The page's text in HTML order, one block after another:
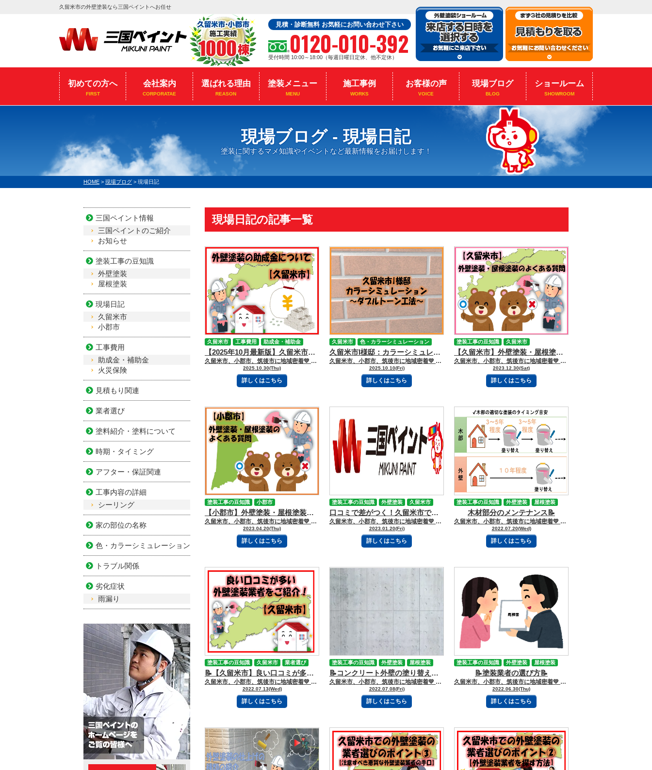
久留米市の外壁塗装なら三国ペイントへお任せ
見積・診断無料 お気軽にお問い合わせ下さい
0120-010-392
受付時間 10:00～18:00（毎週日曜日定休、他不定休）
初めての方へ
FIRST
会社案内
CORPORATAE
選ばれる理由
REASON
塗装メニュー
MENU
施工事例
WORKS
お客様の声
VOICE
現場ブログ
BLOG
ショールーム
SHOWROOM
現場ブログ - 現場日記
塗装に関するマメ知識やイベントなど最新情報をお届けします！
HOME > 現場ブログ > 現場日記
現場日記の記事一覧
【2025年10月最新版】久留米市の外壁塗装助成金について
久留米市、小郡市、筑後市に地域密着💛 久留米市諏訪野町で外壁塗装・屋根塗装をしています 三国ペイントでございます！🎶 ブログを読んで頂きありがとうございます😻 ブログをご覧の皆様、こんにちは☀ 外壁塗装を行う際に、市区町村から助成金が支給される場合あるのをご存知でしょうか？ 助成金を活用することで、塗装工事の費用の負担を軽減することができます。 そこで今回のブログでは、久留米市の外壁塗装における助成金の現状についてお話していきます📝 【目次】 《外壁塗装における助成金とは》 《久留米市の外壁塗装の助成金の現状》 《助成金のメリットとデメリット》 《助成金の申請に必要な書類》 《まとめ》 ーーーーーｷﾘﾄﾘｾﾝーーーーー 《外壁塗装における助成金とは》 外壁塗装は、住宅所有者の大切なお家を維持・保護するために欠かせない工事になります。 国や自治体などは、住宅所有者がお家の工事を支援する目的で、 外壁塗装に関する助成金制度を設けていることがあります。 助成内容や申請条件などは、地域によって異なりますので、 地元の自治体に確認するのがおすすめです。 《久留米市の外壁塗装の助成金の現状》 ２０２５年１０月３０日現在、久留米市においては外壁塗装の助成金の制度はございません。 《助成金のメリットとデメリット》 ・外壁塗装の工事費用の負担を軽減することができる。 ・申請に関しての書類作成や手続きが必要になる。 ・助成金は地域や政策によって限られていることがあり、すべての人が助成金を受け取れるわけではない。 《助成金の申請に必要な書類》 身分証明書（パスポート、健康保険証など） 住所証明書（住民票、運転免許証など） 在住者の証明（住民票など） 建物の所有権証明書（国有地、土地家屋証書など） 建物の関係者同意書（所有者、賃貸人、管理者など） 外壁塗装の見積書 外壁塗装に関する契約書 外壁塗装費用の支払い証明（領収書など） 《まとめ》 外壁塗装の助成金制度は、お家の維持をサポートする心強い制度です。 ただし、助成金の有無や内容は自治体によって異なります。 久留米市では現時点で助成金制度はありませんが、今後新しい制度が始まる可能性もありますので、 定期的に久留米市の公式サイトなどで最新情報を確認しておきましょう！ 三国ペイントは助成金の申請サポートも行います 助成金の申請はお客様にとって時間がかかったり、手間をとらせたりすることがあります。 三国ペイントは、必要書類の準備や申請方法など、お客様のサポートをしっかり行いますので、 助成金を申請したい方はお気軽にお問い合わせください📞 ーーーーーｷﾘﾄﾘｾﾝーーーーー 三国ペイントは、大切な財産であるお家🏠の塗装計画のお手伝いを、 お客様の意思を尊重しながらさせて頂いております💪✨ どうぞお気軽にご相談下さい😻 今日もブログを読んでいただきありがとうございます👍 お問合せフォームはこちら 久留米市・小郡市・鳥栖市・基山町 広川町に地域密着した三国建装自慢の 【施工事例】をぜひご覧ください★ 久留米初のショールームをオープンしました！ ぜひご来店頂き、ゆっくりお家の塗装計画を お聞かせください★ 三国ペイントは久留米市・小郡市・鳥栖市・基山町 広川町を中心として地域密着！！ 住まいのお悩み、ご相談は外壁塗装・ 屋根塗装＆雨漏り専門店の三国ペイントへ✧ 久留米ショールーム：久留米市諏訪野町2355-1 小郡オフィス：小郡市横隈1694-1 ☎フリーダイヤル：0120-010-392 WEBからのお問い合わせはこちら
2025.10.30(Thu)
詳しくはこちら
久留米市 工事費用 助成金・補助金
久留米市I様邸：カラーシミュレーション ～ダブルトーン工法～
久留米市、小郡市、筑後市に地域密着💛 久留米市諏訪野町で外壁塗装・屋根塗装をしています 三国ペイントでございます！🎶 ブログを読んで頂きありがとうございます😻 ―――――ｷﾘﾄﾘｾﾝ――――― 久留米市I様邸のカラーシミュレーションのプランをご紹介します！ 最近人気の【ダブルトーン工法】のシミュレーションプランになります📝 【目次】 ※読みたい項目をクリック！ ＜現状の外壁＞ ＜ダブルトーン工法とは＞ ＜カラーシミュレーションプラン＞ ＜カラーシミュレーション担当者からコメント＞ ―――――ｷﾘﾄﾘｾﾝ――――― ＜現状の外壁＞ 現状の外壁は👇🏻になります。 このタイル調を活かしたいとのことで、今回ダブルトーン工法を希望されました。 ＜ダブルトーン工法とは＞ ダブルトーン工法：レンガ、タイル調のような凹凸がある窯業系のサイディング材を 使っている外壁で、目地部分（凹部分）と表面色（凸部分）を違う色で 塗ることによって立体感のある仕上がりになる塗装のことを言います。 ～ダブルトーン工法の施工方法～ 《下塗り、中塗り１回目》 下塗り塗布後、長毛のローラーを使用し、目地の凹み部分に目地色の塗料をしっかり塗布していきます。 縦・横に十字にローラーを転がすことを意識しながら、凹み部分に塗料が行きわたるように塗装します。 《中塗り２回目》 中塗り１回目と同様に長毛のローラーを使用して、目地色を仕上げていきます。 《上塗り１回目》 短毛のローラーを使用し、凹み部分に表面色の塗料が付着しないように塗布していきます。 斜めにローラーを転がすことを意識して、表面色を仕上げていきます。 ⭐ポイント⭐▶斜めにローラーを転がすと、凹み部分に表面色の塗料がつきにくくなります！ 《上塗り２回目》 色ムラや塗り残し等がないように塗り重ねていきます。 《完了》 施工完了です。 👀ダブルトーン工法について詳しく見る👀 ＜カラーシミュレーションプラン＞ 👇🏻ベース塗り（目地色）：8091ブロークンホワイト 模様塗り：8071クレイトーン 👇🏻ベース塗り（目地色）：9010クールホワイト 模様塗り：8071クレイトーン 👇🏻ベース塗り（目地色）：8078ウィザードコッパー 模様塗り：8071クレイトーン 👇🏻ベース塗り（目地色）：9012クールグレイ 模様塗り：8071クレイトーン 👇🏻ベース塗り（目地色）：8209ミネラルグレイ 模様塗り：8071クレイトーン ＜カラーシミュレーション担当者からコメント＞ 📛カラーシミュレーション担当：北 久留米市からのお問合せです！ 今回はご用命ありがとうございます🌼 お家で実際に色板を合わせてみたり、LINEを活用してやりとりしました👌🏻 「できればレンガ風な感じにしたい…」とご要望でしたが、 このダブルトーンにする外壁が一部、他の外壁は濃いグレーがご希望で なかなか組み合わせがパッとせず、一緒にたくさん迷い、話しました🌀 そこで、ベース塗り（目地色）を他の外壁の色と合わせてみるのを提案し、 少し明るめのグレーで合わせてみました⭐ 【ベース塗り（目地色）：8209ミネラルグレイ 模様塗り：8071クレイトーン】に決定しました👍 色数が絞られたことによって統一感もでて、 クレイトーンの茶色味が活かされたお家になると思います😊 ―――――ｷﾘﾄﾘｾﾝ――――― 三国ペイントは、大切な財産であるお家🏠の塗装計画のお手伝いを、 お客様の意思を尊重しながらさせて頂いております💪✨ どうぞお気軽にご相談下さい😻 今日もブログを読んでいただきありがとうございます👍 お問合せフォームはこちら 久留米市・小郡市・鳥栖市・基山町 広川町に地域密着した三国建装自慢の 【施工事例】をぜひご覧ください★ 久留米初のショールームをオープンしました！ ぜひご来店頂き、ゆっくりお家の塗装計画を お聞かせください★ 三国ペイントは久留米市・小郡市・鳥栖市・基山町 広川町を中心として地域密着！！ 住まいのお悩み、ご相談は外壁塗装・ 屋根塗装＆雨漏り専門店の三国ペイントへ✧ 久留米ショールーム：久留米市諏訪野町2355-1 小郡オフィス：小郡市横隈1694-1 ☎フリーダイヤル：0120-010-392 WEBからのお問い合わせはこちら
2025.10.10(Fri)
詳しくはこちら
久留米市 色・カラーシミュレーション
【久留米市】外壁塗装・屋根塗装のよくある質問
久留米市、小郡市、筑後市に地域密着💛 久留米市諏訪野町で外壁塗装・屋根塗装をしています 三国ペイントでございます！🎶 ブログを読んで頂きありがとうございます😻 久留米市の皆様こんにちは！👋 今回のブログでは、久留米市のお客様からいただいた質問を集計し、 よく質問されたものをご共有させていただきたいと思います📝 気になる方はぜひ最後まで読んでください！ 【目次】 ※読みたい項目をクリック！ １．新築時と比べて屋根の色が変わって見えるのはなぜですか？ ２．外壁にひびのようなものがありますが、問題はありますか？ ３．外壁を触ると白い粉がつきますが、これは何ですか？ ４．塗料は厚く塗るほど良いのでしょうか？ ５．塗料は薄めたほうがきれいに仕上がりますか？ ６．鉄部のサビはどう対処すればいいですか？ ７．「シーラーで下塗りする」と言われましたが必要ですか？ ８．養生とは何ですか？ ９．下地補修ではどんな作業を行いますか？ １０．塗装中のにおいは気になりますか？ 《最後に》 ーーーーーｷﾘﾄﾘｾﾝーーーーー １．新築時と比べて屋根の色が変わって見えるのはなぜですか？ これは「変退色（色あせ）」と呼ばれる現象です。 塗装後、紫外線や風雨などの影響で塗膜が劣化し、徐々に色が薄くなったり、 元の色とは異なる色に変化したりします。 ２．外壁にひびのようなものがありますが、問題はありますか？ これは塗膜の割れ（クラック）です。 塗装の表面に亀裂が入る現象で、深く下地まで達しているものを「クラック」、 表面に細かく入る浅いひびを「ヘアークラック」と呼びます。 ３．外壁を触ると白い粉がつきますが、これは何ですか？ これは「チョーキング現象（白亜化）」です。 紫外線や雨風の影響で塗膜が劣化し、表面が粉状になって現れる症状です。 ４．塗料は厚く塗るほど良いのでしょうか？ 必ずしもそうではありません。 塗料には適切な塗布量や厚さが決められており、一度に厚く塗りすぎると液だれやツヤムラ、 乾燥不良などが起こり、仕上がりが悪くなる原因になります。 ５．塗料は薄めたほうがきれいに仕上がりますか？ 薄めすぎるのは逆効果です。 塗膜が十分に形成されず、耐久性や機能が低下します。 また、色ムラの原因にもなるため、メーカーが定めた基準に従って使用することが大切です。 ６．鉄部のサビはどう対処すればいいですか？ サビは適切に処理することで対策可能です。 まずケレン作業でしっかりとサビを除去し、その上からサビ止め塗料を塗装します。 下地処理を丁寧に行うことで、仕上がりや耐久性に大きな差が出ます。 ７．「シーラーで下塗りする」と言われましたが必要ですか？ はい、必要です。 シーラーは塗料の密着性を高めるための下塗り材で、主に以下の役割があります👇🏻 ・アルカリを抑える ・塗料の吸い込みを防ぐ ・密着性を向上させる 素材に塗料をしっかり定着させるために重要な工程です。 ８．養生とは何ですか？ 塗料の飛散を防ぐために、シートなどで周囲を保護する作業のことです。 植木や車、門扉などにも配慮し、汚れや損傷を防ぎます。 ９．下地補修ではどんな作業を行いますか？ まず外壁の汚れを洗い流し、その後ひび割れの補修などを行って表面を整えます。 この工程の仕上がりが、その後の塗装品質に大きく影響します。 １０．塗装中のにおいは気になりますか？ 水性塗料を使用する場合は、シンナーなどを使わないため強いにおいはほとんどありません。 安全性が高く、人や環境にもやさしいのが特徴です。 ※油性塗料を使用する場合は、シンナー臭が発生します。 《最後に》 外壁塗装・屋根塗装についてわからないことやお困りのこと、 また、このブログをお読みになっても問題が解決しない場合は下記までお問合せください📞 フリーダイアル：０１２０-０１０-３９２ ーーーーーｷﾘﾄﾘｾﾝーーーーー 三国ペイントは、大切な財産であるお家🏠の塗装計画のお手伝いを、 お客様の意思を尊重しながらさせて頂いております💪✨ どうぞお気軽にご相談下さい😻 今日もブログを読んでいただきありがとうございます👍 お問合せフォームはこちら 久留米市・小郡市・鳥栖市・基山町 広川町に地域密着した三国建装自慢の 【施工事例】をぜひご覧ください★ 久留米初のショールームをオープンしました！ ぜひご来店頂き、ゆっくりお家の塗装計画を お聞かせください★ 三国ペイントは久留米市・小郡市・鳥栖市・基山町 広川町を中心として地域密着！！ 住まいのお悩み、ご相談は外壁塗装・ 屋根塗装＆雨漏り専門店の三国ペイントへ✧ 久留米ショールーム：久留米市諏訪野町2355-1 小郡オフィス：小郡市横隈1694-1 ☎フリーダイヤル：0120-010-392 WEBからのお問い合わせはこちら
2023.12.30(Sat)
詳しくはこちら
塗装工事の豆知識 久留米市
【小郡市】外壁塗装・屋根塗装のよくある質問
久留米市、小郡市、筑後市に地域密着💛 久留米市諏訪野町で外壁塗装・屋根塗装をしています 三国ペイントでございます！🎶 ブログを読んで頂きありがとうございます😻 小郡市の皆様こんにちは！👋 今回のブログでは、小郡市のお客様からいただいた質問を集計し、 よく質問されたものをご共有させていただきたいと思います📝 気になる方はぜひ最後まで読んでください！ 【目次】 ※読みたい項目をクリック！ １．屋根の塗料は外壁と違いますか？ ２．鉄部や木部の塗装で注意する点は何ですか？ ３．工事後の片付けはしてもらえますか？ ４．費用はどのくらいかかりますか？ ５．外塀や玄関扉だけの塗装もお願いできますか？ ６．色は自由に選べますか？ ７．なぜ塗り替えは必要なのですか？ ８．「見積無料」とはどのような内容ですか？ ９．工事期間はどのくらいですか？ １０．近隣への迷惑はかかりませんか？ 《最後に》 ーーーーーｷﾘﾄﾘｾﾝーーーーー １．屋根の塗料は外壁と違いますか？ 屋根は紫外線や雨風など、特に厳しい環境にさらされる部分のため、 外壁よりも高い耐候性を持つ塗料を使用します。 また、遮熱・断熱効果のある塗料を選ぶことも可能です。 ２．鉄部や木部の塗装で注意する点は何ですか？ 鉄部（ベランダの手すりなど）は、旧塗膜の剥がれやサビへの適切な処理が重要です。 木部は、割れや腐食を防ぐための保護処理に重点を置いて施工します。 ３．工事後の片付けはしてもらえますか？ はい、対応いたします。 工事終了後は周辺の清掃を行い、発生したゴミなども職人が責任を持って持ち帰ります。 ４．費用はどのくらいかかりますか？ 外壁塗装の費用相場は約１２０万円、 外壁と屋根を同時に行う場合は約１５０万円程度が目安となります。 ただし、建物の状態や規模によって変動するため、あくまで参考価格です。 ５．外塀や玄関扉だけの塗装もお願いできますか？ はい、可能です。 小規模な工事でも対応しておりますので、お気軽にご相談ください。 ６．色は自由に選べますか？ はい、自由にお選びいただけます。 コンピューターによるカラーシミュレーションを活用し、 完成イメージをご確認いただくことも可能です。 ７．なぜ塗り替えは必要なのですか？ コンクリートや木材、鉄などの建材は、時間の経過とともに劣化します。 塗り替えには以下のような目的があります👇🏻 ・劣化部分の補修・保護 ・防カビ・防藻・断熱など機能性の向上 ・建物の寿命延長や資産価値の維持・向上 ・外観のイメージチェンジ ８．「見積無料」とはどのような内容ですか？ 現地調査を行い、建物の寸法測定や外壁の状態確認を実施します。 その結果をもとに、適切な塗料や施工内容を選定し、 費用を算出したうえでお見積りを提出いたします。 これらを全て無料でさせていただく形になります。 ９．工事期間はどのくらいですか？ 建物の大きさや施工内容によりますが、外壁塗装のみで約１０〜１５日、 外壁と屋根を同時に行う場合は約２０〜２５日程度が目安です。 なお、天候によって工期が延びる場合があります。 １０．近隣への迷惑はかかりませんか？ 工事開始前に近隣の方へご挨拶を行い、事前にご説明いたします。 工事中も高圧洗浄時の音や車両の出入りなどに配慮し、 できる限りご迷惑をおかけしないよう注意して作業を進めます。 《最後に》 外壁塗装・屋根塗装についてわからないことやお困りのこと、 また、このブログをお読みになっても問題が解決しない場合は下記までお問合せください📞 フリーダイアル：０１２０-０１０-３９２ ーーーーーｷﾘﾄﾘｾﾝーーーーー 三国ペイントは、大切な財産であるお家🏠の塗装計画のお手伝いを、 お客様の意思を尊重しながらさせて頂いております💪✨ どうぞお気軽にご相談下さい😻 今日もブログを読んでいただきありがとうございます👍 お問合せフォームはこちら 久留米市・小郡市・鳥栖市・基山町 広川町に地域密着した三国建装自慢の 【施工事例】をぜひご覧ください★ 久留米初のショールームをオープンしました！ ぜひご来店頂き、ゆっくりお家の塗装計画を お聞かせください★ 三国ペイントは久留米市・小郡市・鳥栖市・基山町 広川町を中心として地域密着！！ 住まいのお悩み、ご相談は外壁塗装・ 屋根塗装＆雨漏り専門店の三国ペイントへ✧ 久留米ショールーム：久留米市諏訪野町2355-1 小郡オフィス：小郡市横隈1694-1 ☎フリーダイヤル：0120-010-392 WEBからのお問い合わせはこちら
2023.04.20(Thu)
詳しくはこちら
塗装工事の豆知識 小郡市
口コミで差がつく！久留米市で失敗しない外壁塗装業者の選び方5選
久留米市、小郡市、筑後市に地域密着💛 久留米市諏訪野町で外壁塗装・屋根塗装をしています 三国ペイントでございます！🎶 ブログを読んで頂きありがとうございます😻 久留米市のみなさま、こんにちは！😊外壁塗装って「どこに頼んでも同じでしょ？」と思われがちですが… 実はここ、かなり差が出るポイントなんです。 特に最近は【価格】よりも【口コミ】で業者を決める方が増えてきています📱でも…「口コミって本当に信用できるの？」と迷う方も多いですよね。 今日は、失敗しないための“業者選びのコツ”と、 久留米市で参考になる塗装業者をわかりやすくご紹介します！ 【目次】 ※読みたい項目をクリック！ 《なぜ外壁塗装業者選びが難しいのか》 《口コミが重要視される理由》 《口コミを見るときの注意点》 《久留米市の塗装業者おすすめ5選》 《まとめ》 ーーーーーｷﾘﾄﾘｾﾝーーーーー 《なぜ外壁塗装業者選びが難しいのか》 久留米市には多くの外壁塗装業者があり、それぞれ特徴もバラバラです。 ・価格が安い会社・職人直営の会社・保証が長い会社・営業力が強い会社 選択肢が多いのはメリットですが、その分「どこが本当に良いのか分からない」 という問題も起こります💦 さらに外壁塗装は“見た目では差が分かりにくい工事”なので、比較が難しいのもポイントです。 《口コミが重要視される理由》 最近のトレンドはズバリ【リアルな体験談】です。 口コミにはこんな情報が詰まっています👇 ・職人さんの対応・工事中のマナー・仕上がりの満足度・アフター対応 つまり広告では分からない「本当の姿」が見えるんです👀✨ 特に外壁塗装のように高額な工事では、口コミは“失敗回避ツール”としてかなり重要です。 《口コミを見るときの注意点》 ただし、口コミは“全部が正しい情報とは限らない”のも事実です。 ✔ 評価が極端に高すぎる・低すぎる✔ 内容が短すぎて具体性がない✔ 投稿が同じ時期に集中している こういったものは少し注意が必要です⚠️ おすすめは👇👉 複数サイトを見る👉 施工事例とセットで確認👉 実際の写真付き口コミを見る これだけで失敗率はかなり下がります！ 《久留米市の塗装業者おすすめ5選》 ここでは久留米市周辺で実績や口コミ評価が参考にされやすい業者を5社ご紹介します🏠✨ 【三国ペイント（久留米市）】 地域密着で外壁・屋根塗装・雨漏り修理まで対応。ショールームもあり、実際に塗料や施工例を見ながら相談できます。 👉 https://mikunikenso.com/ 【プロタイムズ久留米店】 全国ネットワークを持つ外壁塗装専門ブランド。診断力と保証制度が強み。 👉 https://protimes.jp/ 【外壁塗装のペイントホームズ久留米店】 わかりやすい見積りと施工説明が特徴。初めての塗装でも相談しやすい会社です。 👉 https://www.painthomes.com/ 【株式会社フジホーム】 リフォーム全般にも対応している総合住宅会社。屋根・外壁の同時施工も可能。 👉 https://fujihome.jp/ 【ガイソー久留米店】 全国展開の外装リフォーム専門店。診断・提案力に定評あり。 👉 https://www.gaiso.co/ 【まとめ】 外壁塗装業者選びは「価格だけ」で決めてしまうと後悔するケースもあります。 特に大事なのは👇 ✔ 施工実績✔ 担当者の対応✔ 口コミの中身✔ アフターフォロー そして何より、「この会社なら任せられる」と思えるかどうかです😊 外壁塗装は10年に一度の大きな工事。だからこそ、しっかり比較して“安心できる業者選び”をしてくださいね🏠✨ ーーーーーｷﾘﾄﾘｾﾝーーーーー 三国ペイントは、大切な財産であるお家🏠の塗装計画のお手伝いを、 お客様の意思を尊重しながらさせて頂いております💪✨ どうぞお気軽にご相談下さい😻 今日もブログを読んでいただきありがとうございます👍 お問合せフォームはこちら 久留米市・小郡市・鳥栖市・基山町 広川町に地域密着した三国建装自慢の 【施工事例】をぜひご覧ください★ 久留米初のショールームをオープンしました！ ぜひご来店頂き、ゆっくりお家の塗装計画を お聞かせください★ 三国ペイントは久留米市・小郡市・鳥栖市・基山町 広川町を中心として地域密着！！ 住まいのお悩み、ご相談は外壁塗装・ 屋根塗装＆雨漏り専門店の三国ペイントへ✧ 久留米ショールーム：久留米市諏訪野町2355-1 小郡オフィス：小郡市横隈1694-1 ☎フリーダイヤル：0120-010-392 WEBからのお問い合わせはこちら
2023.01.20(Fri)
詳しくはこちら
塗装工事の豆知識 外壁塗装
久留米市
業者選び
木材部分のメンテナンス📝
久留米市、小郡市、筑後市に地域密着💛 久留米市諏訪野町で外壁塗装・屋根塗装をしています 三国ペイントでございます！🎶 ブログを読んで頂きありがとうございます😻 みなさん、こんにちは🌞 大場です！ 皆さんのお家ではどこの部分に木材を使われていますか？？ 骨組みとしてはもちろん、家のあらゆるところに木材は使用されていて、 お家の建材として中心的存在なのが木材になります🌳 破風や鼻隠し、庇が木製のことも多く、 最近はウッドデッキやフェンスの素材に木製を選ぶ方もいます！ しかし、木材はそのまま露出していると腐食により劣化しやすく、 お家の木部は定期的なメンテナンスが必要な部分になるのです😣 木部塗装を怠ってしまうと、 「少しの痛みと思って放置したらボロボロになってしまった」「長い間メンテナンスをしなかったから剥がれた」などのケースも多くあります。 「木製の外壁に塗装してもらってもすぐに剥がれる・・・」「DIYでメンテナンスできる？」 「和風住宅だからキレイな木目を長持ちさせたい」など、お家の木部メンテナンスにお悩みの方は一緒に勉強していきましょう📖🖋️ 目次 外壁のどの箇所に木材が使われているのか 木部にするメリット メンテナンスしないとどうなるのか 木部塗装の適切なタイミング 木部塗料のタイプ 造膜型塗料の特徴 🌟外装のどんなところに木が使われてるの？！！ 家の外装と言えば・・・ 屋根材や外壁材でお馴染みの 「瓦・金属・サイディング・モルタル」などをイメージする方も多いかもしれません。 確かに外から目に付く部分で、「木材」はメインの建材ではありません しかし、破風や鼻隠し、軒天、化粧垂木、ウッドデッキなど、 目立たないながらにも重要な役割をもつ箇所に使用されていることが多いのが木材です！！ ※これらの部位に必ずしも木材が使われているわけではありません。 たとえば、破風板（耐風性を高める目的）を例に挙げると、 最近は、金属系や窯業系が主流になっていますが、 築年数が長い住宅であれば木質系のことが多いです！ また、ウッドデッキも、最近では天然木の質感を表現した人口木材や樹脂製の素材もありますが、 天然木材のものも、変わらず人気です🌳 ▼木部にするメリット 木材の魅力は何といっても、「デザイン性の高さ」「天然木の温かい雰囲気」です。 天然木の織りなす木目の模様は、和風のお住まいはもちろん、洋風住宅にもマッチします✨ 人工的なものとは一味違ったさまざまな表情が特別感があります😄 🌟木部塗装メンテナンスをしないとどうなるの？ 屋外で常に露出している木材は、当然ながら雨風、紫外線、砂埃によって汚れて傷みます。 腐食やカビの発生から守るためにも、塗装をして直射日光や内部への水分浸透を防ぐ必要があります。 木は調湿作用（ある程度まで乾燥すると、周囲の水分を吸放出して自らの水分を保とうとする性質） が働く時に膨張収縮するため、表面に塗っても塗膜がはがれやすいという性質があります🌀 そのため、木部は金属などと比べると、塗膜の耐久性はそれほど長くありません😣 🌟木部の塗装の適切なタイミング 外壁塗装のメンテナンス時期は一般的に１０年前後と言われています。 しかし木材は「膨張・収縮」を何度も繰り返す性質があり、それに伴って塗膜の強度が弱まります。 使う塗料の成分や環境要因によるため一概には言えませんが、 木部の塗装のタイミングは３～５年程度と短めです。 劣化が早い木部は定期的な塗装メンテナンスは大切なんです。 ※適切なタイミングはそれぞれのお住まいごとに異なります。 ・色あせ ・塗膜が剝がれてきた ・表面が羽毛立ってきた等の症状が見られたら塗装メンテナンスの時期です。 ⚠木部塗装で使われる塗料のタイプ 「造膜型」「浸透型」 ①木材の上に塗料を塗る「造膜型」 ②木の内側に向かって塗料を浸透させる「浸透型」 🌟造膜型塗料の特徴 一般的な外壁塗装で使われる塗料は”造膜型”です。 木の表面にベタ塗りで塗膜を作り木部を保護する塗料です！ →仕上がり 造膜型の塗料は塗装面を塗料で覆い隠します。触っても木材の感触はありません。 また、塗料で材木が覆われるため、木目が活かせないというデメリットもあります。 しかし、造膜型塗料は浸透型に比べてカラーのバリエーションが多いため、 お気に入りの色を選ぶことができます🎵 艶の度合いも調整可能なため、 「艶多めの光沢のある仕上がりに」「艶少なめのしっとりした感じに」 など、見た目の雰囲気をお好みに調整できます✨ →造膜型の効果 塗料で作られた塗膜がしっかりと木部の表面を守ってくれるため、 後でご説明する「浸透型」よりも耐久性・耐水性が高いです！！ 次回のメンテナンス時期も、浸透型と比べると長めです。 ℚ：造膜型はどんな箇所に向いている？ Ａ：雨風や太陽光などの影響を受けやすい場所で、 木のデザイン性をそれほど気にしなくてもいい箇所。 多くの場合、造膜型の塗料は破風や鼻隠し、軒天などに使われます。 これらは、目立たないながらも外壁や屋根の機能を高めるためにとても重要です。 また、雨風の影響も強く受けるため、見栄えよりも耐久性を重視すべき箇所でもあるため、 強い保護力を持つ造膜型の方がおススメです✨ →造膜型のメンテナンスのPOINT 伸縮を繰り返す性質を持つ木材のため、 塗膜と木材との調和がとれずに割れたり剥がれたりすることがあります⚡ メンテナンス時は旧塗膜を取り除くなどの「下地処理」をしっかり行う必要があります。 🌟浸透型塗料の特徴 塗料を木材に浸し込ませ、内面から保護するのが浸透型と言われる塗料です。 →浸透型の仕上がり 木が持つデザイン性を損なわない！！ 浸透型は内部に塗料を浸み込ませるため、表面に色が付くわけではありません。 そのため木の木目をそのまま活かすことができます✨ もちろん、手触りも木を感じられるものになります。 ※浸透型の塗料は造膜型と違って艶の調整ができません。 →浸透型の効果 木材に染み込ませるため、内部から撥水、防腐、防カビなどの機能を発揮します。 浸透型は塗膜が無いため、保護という点では造膜型よりも耐久性は低いです。 しかし、定期的なメンテナンスを行うことで木材を守ることができます。 造膜型のように、木部表面に膜はできないので、 「塗膜が剝がれる」「塗膜と木材の間が膨れてくる」などの 心配はいりません🎵 →浸透型はどんな箇所に向いている？ 木目をそのまま活かせる浸透型の塗料のため、 「木の風合いを消したくない」「個性的な外観づくりのワンポイントにしたい」 など、木目を活かしたい箇所に向いています。 特に和風住宅は、化粧垂木や縁側、庇を支える柱などに使うことで、 木目が持つ個性的な表現を保ちつつ、木材を保護し、 伝統的な和風建築をキレイに長持ちさせることが出来ます。 →浸透型のメンテナンスPOINT 造膜型の塗料よりも、メンテナンス時期は早めにやってきます。 ただし、重ね塗りが可能なので旧塗膜を除去する手間が省け、 作業性の観点でいえば造膜型よりもスムーズです。 三国ペイントは、大切な財産であるお家🏠の塗装計画のお手伝いを、 お客様の意思を尊重しながらさせて頂いております💪✨ どうぞお気軽にご相談下さい😻 今日もブログを読んでいただきありがとうございます👍 お問合せフォームはこちら 久留米市・小郡市・鳥栖市・基山町 広川町に地域密着した三国建装自慢の 【施工事例】をぜひご覧ください★ 久留米初のショールームをオープンしました！ ぜひご来店頂き、ゆっくりお家の塗装計画を お聞かせください★ 三国ペイントは久留米市・小郡市・鳥栖市・基山町 広川町を中心として地域密着！！ 住まいのお悩み、ご相談は外壁塗装・ 屋根塗装＆雨漏り専門店の三国ペイントへ✧ 久留米ショールーム：久留米市諏訪野町2355-1 小郡オフィス：小郡市横隈1694-1 ☎フリーダイヤル：0120-010-392 WEBからのお問い合わせはこちら
2022.07.20(Wed)
詳しくはこちら
塗装工事の豆知識 外壁塗装
屋根塗装
久留米市
小郡市
塗料紹介・塗料について
劣化症状
📝【久留米市】良い口コミが多い外壁塗装業者をご紹介！📝
久留米市、小郡市、筑後市に地域密着💛 久留米市諏訪野町で外壁塗装・屋根塗装をしています 三国ペイントでございます！🎶 ブログを読んで頂きありがとうございます😻 久留米市の皆様こんにちは！😊 久留米市の皆様は外壁塗装業者を選ぶ時に、何を基準に選んでいますか？ 大切な家の外壁塗装工事を任せるには、信頼できる業者に依頼したいですよね😚 最近はその指標に【口コミ】が重要視されているのはご存じでしょうか！ 口コミには実際に使ったお客様の声が反映されています📝 業者の中の人の仕事態度やアフターサービスなどが細かく書かれていることが多いので、 参考材料としてぜひ活用していただきたいです！ 今回のブログでは、久留米市の外壁塗装業者の中で良い口コミが多い優良店を紹介していきます📢 【目次】 🏠【久留米市】良い口コミが多い外壁塗装業者 優良店 📛三国ペイント📛 📛ウォールハーツ📛 📛株式会社リフヴィレッジ📛 📛リベルタ企画“LIBERTA”📛 📛株式会社九州心塗📛 🏠優良業者の選び方 🏠【久留米市】良い口コミが多い外壁塗装業者 優良店 📛三国ペイント📛 久留米市の外壁塗装業者の評判１社目は、【三国ペイント】です。 三国ペイントは、お客様に“三国ペイントに頼んで良かった”と思ってもらえるような 対応や施工を心がけて運営しています。 住宅の外壁・屋根塗装を始め、マンションやアパートなども自社請負で施工しています。 余計なマージンを省くことで高品質な施工技術と、適正な価格で提供しています。 📢お客様の声 今回、屋根塗装をしてもらいました。 他の会社でも見積をしてもらいましたが、1番丁寧で、スピーディな対応をしてくださいました。 職人さんの元気が良く、毎日挨拶と報告があって良かったです。 さすが、久留米、小郡でNO.1の会社だと思いました。 他の会社さんとの見積もり書を見比べると、すごく見やすかったですし、価格も比較的安めでした。 5つのプランを提示してくれて、各プランの塗料についてや耐久年数なども 説明してくれて分かりやすかったです。 着工中も安心して任せられました。 近所の人にもおすすめしておきます。 ありがとうございました。 初めての屋根、外壁塗装で不安もありましたが、丁寧に作業して頂き、また、 細かい所まで説明していただいたので最後まで安心してお任せできました。 営業さん、職人の皆さんも良い方ばかりで、天候が不安定な中(雨や雪)、 一生懸命作業して頂き本当にありがとうございました。 また、機会がありましたら、よろしくお願い致します。 急な仕事の依頼でしたが…お忙しい中、無理を言って施工して頂きました。 社長の対応も早く、スタッフの雰囲気もよく満足してます。 また次回もよろしくお願いします。 📢詳細情報 会社名 三国ペイント 所在地 〒８３０－００３７ 福岡県久留米市諏訪野町２３５５－１ 第１５上野ビル１階 電話番号 ０１２０－０１０－３９２ URL https://mikunikenso.com/ 📛ウォールハーツ📛 久留米市の外壁塗装業者の評判２社目は、【ウォールハーツ】です。 ウォールハーツは、下地処理を徹底し、建物の材質や立地環境に合った塗料を選定することの 大切さを踏まえた高品質な施工を提供している会社です。 📢お客様の声 お向かいのお宅の外壁塗装がステキで、こちらから頼んで紹介してもらったのがウォールハーツさんでした。 他社の見積りも考えていましたが、ウォールハーツさんとお会いした日から、 ここにお任せしようと決めていました！！ 職人さんの人柄も良く、腕も確かだと素人ながらに感じました。 オーナーさんはすごく穏やかで丁寧な方です。 智識も豊富で何よりセンスが良いです！！ 単身赴任の主人から、カラーは私が決めて良いと言われ、迷いに迷っていたところ、 私の気持ちに寄り添い、的確なアドバイスをしてくださいました。 おかげで素敵なカラーを選ぶことができ、完成したわが家は新築時とまた違ったオシャレ感が加わり、 周りからの評判も良く、期待以上の仕上がりでした。 私も主人もとっても気に入っています。 ウォールハーツさんにお願いして本当に良かったです。 ありがとうございました！！ 30年塗り替えてなかったので、瓦が心配で、補修と塗替えをして、壁も傷んでいたので、 外装を全てお願いしました。 地元の職人さんを探したいと思いこのお店に決めました。 といや雨戸、ウッドデッキも傷んでいるところをきれいにしてもらい、 新築みたいにきれいになって、住心地が良くなりました。 とても満足してます。 とても対応が良かった。 職人さん達もしっかり教育されてるように感じました。 ウォールハーツさんにお願いしてよかった!! 是非友人達にも紹介したいと思える会社でした。 この度はどうもお世話になりました。 やはり古賀さんの元職人としてのご意見は大変参考になりました。 ご提案頂いたブラウンカラーもとても気に入りました 他に何件か見積り頂いていた中でも金額も融通を効かせていただいたのでとても助かりました。 久留米市で娘夫婦も外壁塗装を考えているので、是非ウォールハーツさんのことを推薦しておこうと思います。 寒い中にもかかわらず、丁寧な仕事をしてくださった職人さん達にも感謝の気持ちをお伝えください。 📢詳細情報 会社名 ウォールハーツ 所在地 〒８３９－０８０９ 福岡県久留米市東合川３丁目２０－２８－４F 電話番号 ０９４２－２５－８７４１ URL https://wallhearts.com/ 📛株式会社リフヴィレッジ📛 久留米市の外壁塗装業者の評判３社目は、【株式会社リフヴィレッジ】です。 株式会社リフヴィレッジは、“住まいとは、そこに住む家族にとって いつまでも安心できる場所でなければならない”と考えており、 お客様の人生に長く寄り添える会社をめざしています。 📢お客様の声 今回、外壁塗装の提案をしていただき、本当に助かりました。 あのまま放置していれば、家がもっと傷んでいたはずです。 塗料の説明は丁寧でわかりやすかったです。 また、工事の進捗状況も細かく連絡していただきました。 職人の方も対応が丁寧で、安心感がありました。 仕上がりも想像以上で、とても気に入っています。 これからも、よろしくお願いします。 飛び込み営業で外壁塗装の重要性を熱弁されたので、改めて時間を取って 築20年の我が家の外壁の劣化状況を調べてもらい、このままにしておくと 雨漏りの原因になりますと説明を受け、外壁の塗り直しを頼むことにしました。 工事の打ち合わせは雑談も交えながら塗料、塗装工事の内容、日程など丁寧な説明を受けました。 施工中も工事を行う日は、工事内容や進捗状況の報告と気になることはありませんかと 尋ねられるなど気遣いもあり、安心して工事を任せることができました。 仕上がりも思った通りの色合いで高級感も増し、ご近所さんからも評判が良いようです。 外壁を塗り直した後、数年前に外壁の塗り直しをしたご近所さんから外壁の塗り直しで 雨漏りが治ったというお話を聞き、 このタイミングで外壁の塗り直しをして本当に良かったと実感しました。 築19年、そろそろ外壁塗装を考えていた時に営業の方が訪問されました。 最初は軽い気持ちで話を聴いてみました。 工事内容、塗料材質、工事日程とても分かり易く説明していただきました。 営業の方の対応もとても良かったので、工事を頼むことにしました。 いざ工事が始まると職人さんの手際対応共に良く塗装もとても綺麗に仕上がりました。 家族全員満足していますし、ご近所さんの評判も良いみたいです。 外壁の塗り替えを頼みました。 仕上がりは超満足です！ すごく綺麗で丁寧です。 作業の際も特に騒音とかもなかったので、頼んでよかったと思います。 📢詳細情報 会社名 株式会社リフヴィレッジ 所在地 〒８３０－００３３ 福岡県久留米市天神町６８－４天神亜依ビル ５F 電話番号 ０１２０－１１１－７４５ URL https://riff-village.jp/ 📛リベルタ企画“LIBERTA”📛 久留米市の外壁塗装業者の評判４社目は、【リベルタ企画“LIBERTA”】です。 リベルタ企画“LIBERTA”は、お客様のことを本当に考えて業界を変えたいという想いで、 高い技術により外壁塗装、施工の難しい高所鉄骨塗装、ビル・アパート塗装、塗り床、 大工工事、看板工事、などに取り組んでいます。 📢お客様の声 古い家の隙間埋め、塗装、天井の張り替えをお願いしました。 スタッフ皆さん気さくな方で、色々質問や要望を聞いてくださいました。 予定よりも早くきれいに仕上げて頂きありがとうございました！ また機会がありましたらよろしくお願いします。 今回、雨漏り修理でご相談しました。 他社からは、難しい案件と費用もかなり高い見積りでしたが、リベルタ企画さんは 雨漏り原因箇所の特定も素早く、施工方法を工夫して下さり費用を抑える事も出来ました。 スタッフさん方の対応も良く、また他の件でもご相談しようと思います。 ありがとうございました！ 築28年木造2階建ての住宅ですが、今回屋根コロニアル葺きと外壁サイディングの劣化で 最初は塗装塗替えを考えていたのですが、他社も含めて色々検討し工事費・ 提案力(屋根はガリバニューム鋼板)・社長さんの人柄等で、リベルタ企画さんに工事をお願いしました。 工事中も社員さんや職人さんもいい人達で、丁寧な仕事をして頂きました。 お蔭さまで大満足しています。 機会が有れば工事を考えている知り合い等の人にも、リベルタ企画さんを紹介したいと思っています。 リベルタ企画のスタッフの皆さん、本当に有難う御座いました。 自分は屋根の雨漏りで、ネットで調べ電話して見たら凄く速い対応で、 見積り作業も対応して頂きました。 屋根迄登って写真も撮って頂き保険対応もして貰い大変助かりました。 ありがとうございます。 今後も宜しくお願いします。 📢詳細情報 会社名 リベルタ企画“LIBERTA” 所在地 〒８３０－００７３ 福岡県久留米市大善寺町宮本４６７ １F 電話番号 ０９４２－６４－８６４５ URL https://ribertakikaku.com/ 📛株式会社九州心塗📛 久留米市の外壁塗装業者の評判５社目は、【株式会社九州心塗】です。 株式会社九州心塗は、“心”を込めて“塗”装いたしますというキャッチコピーを掲げ、 一級建築士、一級塗装技能士との連携による工事を行なっております。 📢お客様の声 去年の夏の時間雨量50ミリの豪雨時から雨漏りが始まりまして 今まで50年近く手を入れてなかった我が家のリフォームを今回決断しました。 一部分大正時代の古い建造物も残っている面倒な造りの家屋なのですが、 岡畑社長には大正時代の古い建具の雰囲気に合わせて上手くリフォームして頂きました! 思っていた以上の仕上がり具合いで大変感謝致しております チラシを見て社長さんに現場を見てもらいました。 社長さんは感じが良くまた塗装に関する拘りまで話してくださいました。 普通は下塗りを入れて3回の業者が多いのですが九州心塗さんは仕上げ塗りを2回塗り4回塗るとのこと、 それだけ塗膜が厚くなり長持ちします。 其の拘りに感心し屋根と外壁塗装をお願いしました。 現場も片道2時間以上の所でしたが、職人さんもキッチリ朝8時に来られ若い責任者と若い職人さんでしたが チームワークも良くそれぞれの持場を丁寧に作業して頂きました。 職人さん同士の仲が良いのは依頼する側に取っても気持ちが良いものです。 天候にも恵まれ予定より早く完了しました。 本当に綺麗に仕上げて頂き有難うございました。 また機会があればよろしくお願いします。 チラシを見て見積もりの依頼をしました。 社長さんは、明るく感じのいい人でした。 職人さん達も感じが良く、仕上がりも大変満足しました。 九州心塗さんにお願いして良かったと思います。 家の塗装は費用が結構かかるので色々と調べていましたら 九州心塗さんを見つけて見積もりを依頼しました。 社長さんが家を見に来ていただいて見積もりを作りながら素人でもわかりやすく 説明をしていただきお願い致しました。 出来上がりも想像以上で本当にお願いしてよかったです。 📢詳細情報 会社名 株式会社 九州心塗 所在地 〒８３９－０８１４ 福岡県久留米市山川追分１－５－１６ 電話番号 ０９４２－４３－６６６０ URL https://www.kyushushinto.com/ 🏠優良業者の選び方 〇相見積もりを取る：適正な価格での見積りをもらうために、 複数の業者に見積もりを依頼しましょう。 相見積もりを取ることで、悪徳業者による高額見積もりを回避できます。 〇施工実績を確認する：経験豊富な業者は信頼性が高いです。 候補に上がった業者のこれまでの施工実績を確認して、 実際の仕事の質をチェックしましょう。 〇営業マンの対応をチェックする：丁寧で親切な営業マンがいる業者を選びましょう。 難しい専門用語を並べる営業マンにも注意が必要です。 〇質問に対して具体的に対応できるか確認する：不安や疑問点があれば相談してみて、 業者側の対応をチェックしましょう。 具体的なメリット・デメリットを 説明できる業者は信頼できます。 〇資格や許可を持っているか確認する：塗装技能士や建築業の許可を持っている業者は 信頼性が高いです。 資格や許可を確認してください。 〇アフターフォローや保証内容を確認する：施工後のアフターフォローと保証内容を 確認しておきましょう。 万が一のトラブルに備えて大切です。 三国ペイントは、大切な財産であるお家🏠の塗装計画のお手伝いを、 お客様の意思を尊重しながらさせて頂いております💪✨ どうぞお気軽にご相談下さい😻 今日もブログを読んでいただきありがとうございます👍 お問合せフォームはこちら 久留米市・小郡市・鳥栖市・基山町 広川町に地域密着した三国建装自慢の 【施工事例】をぜひご覧ください★ 久留米初のショールームをオープンしました！ ぜひご来店頂き、ゆっくりお家の塗装計画を お聞かせください★ 三国ペイントは久留米市・小郡市・鳥栖市・基山町 広川町を中心として地域密着！！ 住まいのお悩み、ご相談は外壁塗装・ 屋根塗装＆雨漏り専門店の三国ペイントへ✧ 久留米ショールーム：久留米市諏訪野町2355-1 小郡オフィス：小郡市横隈1694-1 ☎フリーダイヤル：0120-010-392 WEBからのお問い合わせはこちら
2022.07.13(Wed)
詳しくはこちら
塗装工事の豆知識 久留米市 業者選び
📝コンクリート外壁の塗り替え時期📝
久留米市、小郡市、筑後市に地域密着💛 久留米市諏訪野町で外壁塗装・屋根塗装をしています 三国ペイントでございます！🎶 ブログを読んで頂きありがとうございます😻 みなさん、こんにちは🌞 目次 １.コンクリート外壁とは ２.コンクリート外壁の特徴 ３.コンクリート外壁の塗り替え時期 🌟コンクリート外壁とは？？ 打ちっぱなしの建物が代表的なものになります。 打ちっぱなしでは外壁材を打ち付けずにコンクリートをむき出しさせた状態のことです。 マンションなどではコンクリート造を主流としてますがコンクリートの上から外壁材を打ち付けています。 🌟コンクリート外壁の特徴 お洒落でデザイン性の高いコンクリート外壁ですが、装飾が少なく、シンプルなデザインが多いため、 ひび割れや雨によるシミなどがとっても目立ちやすくなるという一面もあるんです😣💦 🌟コンクリート外壁の塗り替え時期 打ちっぱなしコンクリートの 塗り替え時期の目安は６～７年といわれていますが、 こんな劣化症状が出始めたら塗装が必要なサインになります⇓⇓ △劣化症状 ①ひび割れが発生している ②カビが発生している ③建物内部に水が侵入している ④コンクリート表面に剥げている箇所がある 上記のような症状が見られたら、適切な下地補修をした後での塗装が必要になります！！ 三国ペイントは、大切な財産であるお家🏠の塗装計画のお手伝いを、 お客様の意思を尊重しながらさせて頂いております💪✨ どうぞお気軽にご相談下さい😻 今日もブログを読んでいただきありがとうございます👍 お問合せフォームはこちら 久留米市・小郡市・鳥栖市・基山町 広川町に地域密着した三国建装自慢の 【施工事例】をぜひご覧ください★ 久留米初のショールームをオープンしました！ ぜひご来店頂き、ゆっくりお家の塗装計画を お聞かせください★ 三国ペイントは久留米市・小郡市・鳥栖市・基山町 広川町を中心として地域密着！！ 住まいのお悩み、ご相談は外壁塗装・ 屋根塗装＆雨漏り専門店の三国ペイントへ✧ 久留米ショールーム：久留米市諏訪野町2355-1 小郡オフィス：小郡市横隈1694-1 ☎フリーダイヤル：0120-010-392 WEBからのお問い合わせはこちら
2022.07.08(Fri)
詳しくはこちら
塗装工事の豆知識 外壁塗装
屋根塗装
久留米市
小郡市 劣化症状 📝塗装業者の選び方📝
久留米市、小郡市、筑後市に地域密着💛 久留米市諏訪野町で外壁塗装・屋根塗装をしています 三国ペイントでございます！🎶 ブログを読んで頂きありがとうございます😻 皆様、こんにちは🌞 大場です！ 本日は業者選びでの失敗談と成功談についてご紹介していきます😄 目次 １.業者探しの比較 1-1.失敗談 1-2.成功談 ２.現場調査 2-1.失敗談 2-2.成功談 ３.見積書 3-1.失敗談 3-2.成功談 ４.工事 4-1.失敗談 4-2.成功談 ５.まとめ 🌟業者探しの比較 【失敗談】 【成功談】 🌟現地調査 【失敗談】 【成功談】 🌟見積書 【失敗談】 【成功例】 🌟工事 【失敗談】 【成功談】 ---------まとめ----------- 目的をしっかり定めネットや知人から聞いた情報だけが本当ではありません😥 業者選びは簡単ので、ゆっくり焦らずに考えていきましょう😊 三国ペイントは、大切な財産であるお家🏠の塗装計画のお手伝いを、 お客様の意思を尊重しながらさせて頂いております💪✨ どうぞお気軽にご相談下さい😻 今日もブログを読んでいただきありがとうございます👍 お問合せフォームはこちら 久留米市・小郡市・鳥栖市・基山町 広川町に地域密着した三国建装自慢の 【施工事例】をぜひご覧ください★ 久留米初のショールームをオープンしました！ ぜひご来店頂き、ゆっくりお家の塗装計画を お聞かせください★ 三国ペイントは久留米市・小郡市・鳥栖市・基山町 広川町を中心として地域密着！！ 住まいのお悩み、ご相談は外壁塗装・ 屋根塗装＆雨漏り専門店の三国ペイントへ✧ 久留米ショールーム：久留米市諏訪野町2355-1 小郡オフィス：小郡市横隈1694-1 ☎フリーダイヤル：0120-010-392 WEBからのお問い合わせはこちら
2022.06.30(Thu)
詳しくはこちら
塗装工事の豆知識 外壁塗装
屋根塗装
久留米市
小郡市 業者選び
三国ペイント情報
三国ペイントのご紹介
お知らせ
塗装工事の豆知識
外壁塗装
屋根塗装
現場日記
久留米市
小郡市
工事費用
助成金・補助金
火災保険
見積もり関連
業者選び
塗料紹介・塗料について
時期・タイミング
アフター・保証関連
工事内容の詳細
シーリング
家の部位の名称
色・カラーシミュレーション
トラブル関係
劣化症状
雨漏り